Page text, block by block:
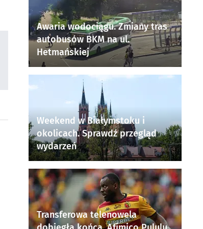
Awaria wodociągu. Zmiany tras
autobusów BKM na ul.
Hetmańskiej
Weekend w Białymstoku i
okolicach. Sprawdź przegląd
wydarzeń
Transferowa telenowela